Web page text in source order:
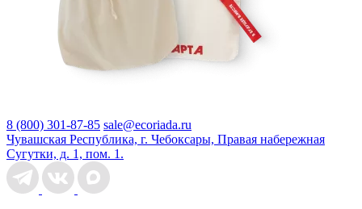
8 (800) 301-87-85 sale@ecoriada.ru
Чувашская Республика, г. Чебоксары, Правая набережная
Сугутки, д. 1, пом. 1.